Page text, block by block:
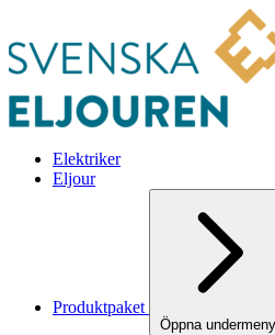
Elektriker
Eljour
Produktpaket
Öppna undermeny